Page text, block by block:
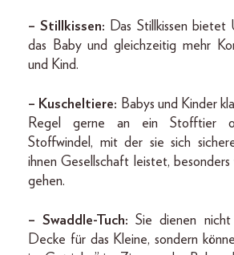
– Stillkissen: Das Stillkissen bietet
das Baby und gleichzeitig mehr
und Kind.
– Kuscheltiere: Babys und Kinder
Regel gerne an ein Stofftier
Stoffwindel, mit der sie sich
ihnen Gesellschaft leistet, besonders
gehen.
– Swaddle-Tuch: Sie dienen
Decke für das Kleine, sondern